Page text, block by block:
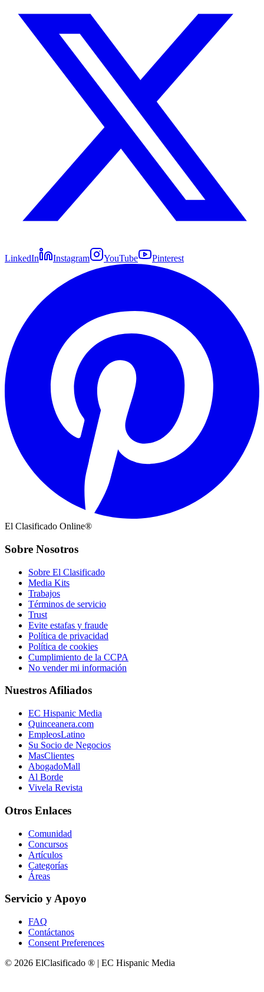
LinkedIn Instagram YouTube Pinterest
El Clasificado Online®
Sobre Nosotros
Sobre El Clasificado
Media Kits
Trabajos
Términos de servicio
Trust
Evite estafas y fraude
Política de privacidad
Política de cookies
Cumplimiento de la CCPA
No vender mi información
Nuestros Afiliados
EC Hispanic Media
Quinceanera.com
EmpleosLatino
Su Socio de Negocios
MasClientes
AbogadoMall
Al Borde
Vivela Revista
Otros Enlaces
Comunidad
Concursos
Artículos
Categorías
Áreas
Servicio y Apoyo
FAQ
Contáctanos
Consent Preferences
© 2026 ElClasificado ® | EC Hispanic Media